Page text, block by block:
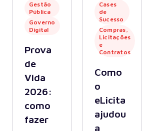
Gestão
Pública
Governo
Digital
Prova
de
Vida
2026:
como
fazer
Cases
de
Sucesso
Compras,
Licitações
e
Contratos
Como
o
eLicita
ajudou
a